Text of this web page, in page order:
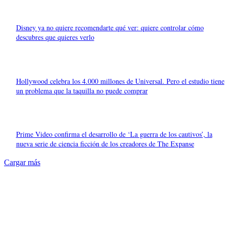
Disney ya no quiere recomendarte qué ver: quiere controlar cómo
descubres que quieres verlo
Hollywood celebra los 4.000 millones de Universal. Pero el estudio tiene
un problema que la taquilla no puede comprar
Prime Video confirma el desarrollo de ‘La guerra de los cautivos’, la
nueva serie de ciencia ficción de los creadores de The Expanse
Cargar más